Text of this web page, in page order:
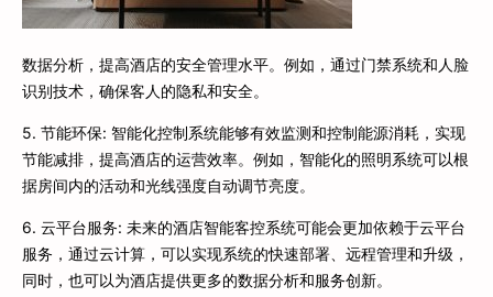
数据分析，提高酒店的安全管理水平。例如，通过门禁系统和人脸
识别技术，确保客人的隐私和安全。
5. 节能环保: 智能化控制系统能够有效监测和控制能源消耗，实现
节能减排，提高酒店的运营效率。例如，智能化的照明系统可以根
据房间内的活动和光线强度自动调节亮度。
6. 云平台服务: 未来的酒店智能客控系统可能会更加依赖于云平台
服务，通过云计算，可以实现系统的快速部署、远程管理和升级，
同时，也可以为酒店提供更多的数据分析和服务创新。